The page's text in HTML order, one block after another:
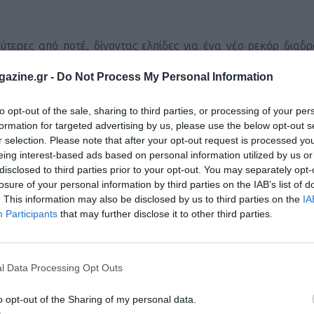
- Do Not Process My Personal Information
opt-out of the sale, sharing to third parties, or processing of your
for targeted advertising by us, please use the below opt-out
selection. Please note that after your opt-out request is processed
interest-based ads based on personal information utilized by us
to third parties prior to your opt-out. You may separately
of your personal information by third parties on the IAB’s list of
This information may also be disclosed by us to third parties on the
Participants that may further disclose it to other third parties.
Data Processing Opt Outs
opt-out of the Sharing of my personal data.
από ποτέ, δίνοντας ελπίδες για ένα νέο ρεκόρ
που έτρεξε πρώτος την απόσταση σε 2:03:03
περνά και ο επίσης Κενυάτης
(2:05:21) και Έβανς Τσεμπέτ (2:05:31), αλλά και οι
ισπανικό μαραθώνιο στη λίστα τους, κι έτσι και
κόσμο στο